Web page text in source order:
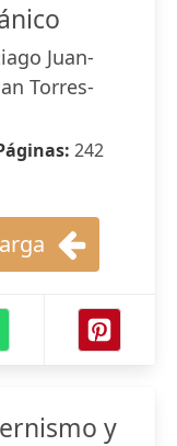
Juan-
Torres-
242
y